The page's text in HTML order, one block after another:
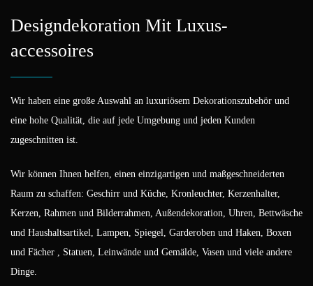
Designdekoration Mit Luxus-
accessoires
Wir haben eine große Auswahl an luxuriösem Dekorationszubehör und
eine hohe Qualität, die auf jede Umgebung und jeden Kunden
zugeschnitten ist.
Wir können Ihnen helfen, einen einzigartigen und maßgeschneiderten
Raum zu schaffen: Geschirr und Küche, Kronleuchter, Kerzenhalter,
Kerzen, Rahmen und Bilderrahmen, Außendekoration, Uhren, Bettwäsche
und Haushaltsartikel, Lampen, Spiegel, Garderoben und Haken, Boxen
und Fächer , Statuen, Leinwände und Gemälde, Vasen und viele andere
Dinge.